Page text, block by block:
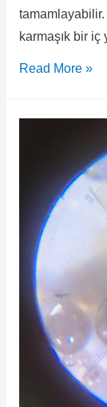
tamamlayabilir.
karmaşık bir
Read More »